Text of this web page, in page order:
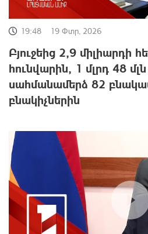
19:48 19 Փտր, 2026
Բյուջեից 2,9 միլիարդի
հունվարին, 1 մլրդ 48
սահմանամերձ 82
բնակիչներին